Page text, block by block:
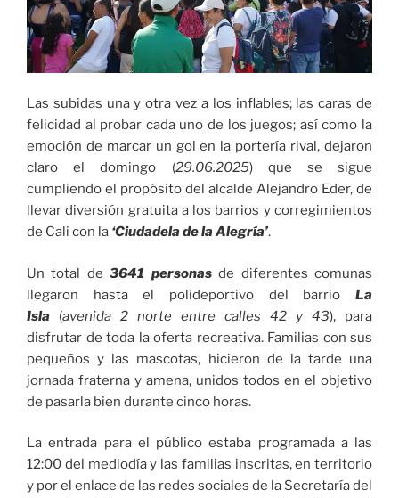
Las subidas una y otra vez a los inflables; las caras de
felicidad al probar cada uno de los juegos; así como la
emoción de marcar un gol en la portería rival, dejaron
claro el domingo (29.06.2025) que se sigue
cumpliendo el propósito del alcalde Alejandro Eder, de
llevar diversión gratuita a los barrios y corregimientos
de Cali con la ‘Ciudadela de la Alegría’.
Un total de3641 personasde diferentes comunas
llegaron hasta el polideportivo del barrio La
Isla (avenida 2 norte entre calles 42 y 43), para
disfrutar de toda la oferta recreativa. Familias con sus
pequeños y las mascotas, hicieron de la tarde una
jornada fraterna y amena, unidos todos en el objetivo
de pasarla bien durante cinco horas.
La entrada para el público estaba programada a las
12:00 del mediodía y las familias inscritas, en territorio
y por el enlace de las redes sociales de la Secretaría del